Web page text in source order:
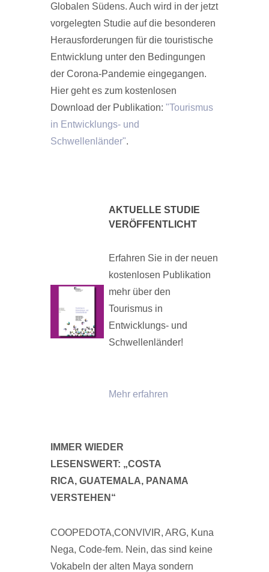
Globalen Südens. Auch wird in der jetzt
vorgelegten Studie auf die besonderen
Herausforderungen für die touristische
Entwicklung unter den Bedingungen
der Corona-Pandemie eingegangen.
Hier geht es zum kostenlosen
Download der Publikation: "Tourismus
in Entwicklungs- und
Schwellenländer".
AKTUELLE STUDIE
VERÖFFENTLICHT
Erfahren Sie in der neuen
kostenlosen Publikation
mehr über den
Tourismus in
Entwicklungs- und
Schwellenländer!
Mehr erfahren
IMMER WIEDER
LESENSWERT: „COSTA
RICA, GUATEMALA, PANAMA
VERSTEHEN“
COOPEDOTA,CONVIVIR, ARG, Kuna
Nega, Code-fem. Nein, das sind keine
Vokabeln der alten Maya sondern